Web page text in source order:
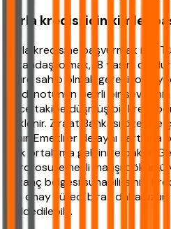
Tarla kredisi için kimler
Tarla kredisine başvurmak için
vatandaşı olmak, 18 yaşını
gelire sahip olmak gerekiyor.
kredi notunun belirli bir
önce takibe düşmüş bir kredi
beklenir. Ziraat Bankası özellikle
tanır. Emekliler de aynı
yıllık ortalama gelirinize bakar.
bordrosu, emekli maaşı
kazanç belgesi sunabilirsiniz.
için onay süreci biraz daha
reddedilebilir.